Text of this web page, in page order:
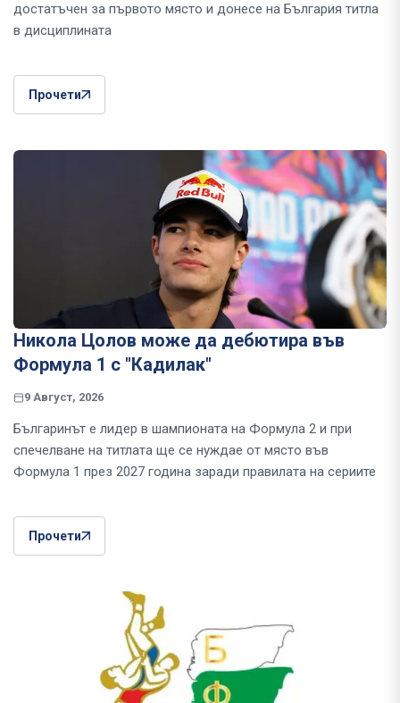
достатъчен за първото място и донесе на България титла
в дисциплината
Прочети
Никола Цолов може да дебютира във
Формула 1 с "Кадилак"
9 Август, 2026
Българинът е лидер в шампионата на Формула 2 и при
спечелване на титлата ще се нуждае от място във
Формула 1 през 2027 година заради правилата на сериите
Прочети